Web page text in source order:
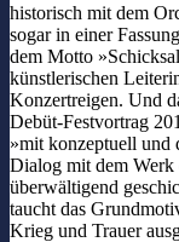
historisch mit dem
sogar in einer
dem Motto
künstlerischen
Konzertreigen. Und
Debüt-Festvortrag
»mit konzeptuell und
Dialog mit dem Werk
überwältigend
taucht das
Krieg und Trauer